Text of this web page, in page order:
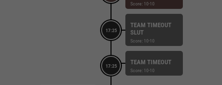
Score: 10-10
17:25
TEAM TIMEOUT
SLUT
Score: 10-10
17:25
TEAM TIMEOUT
Score: 10-10